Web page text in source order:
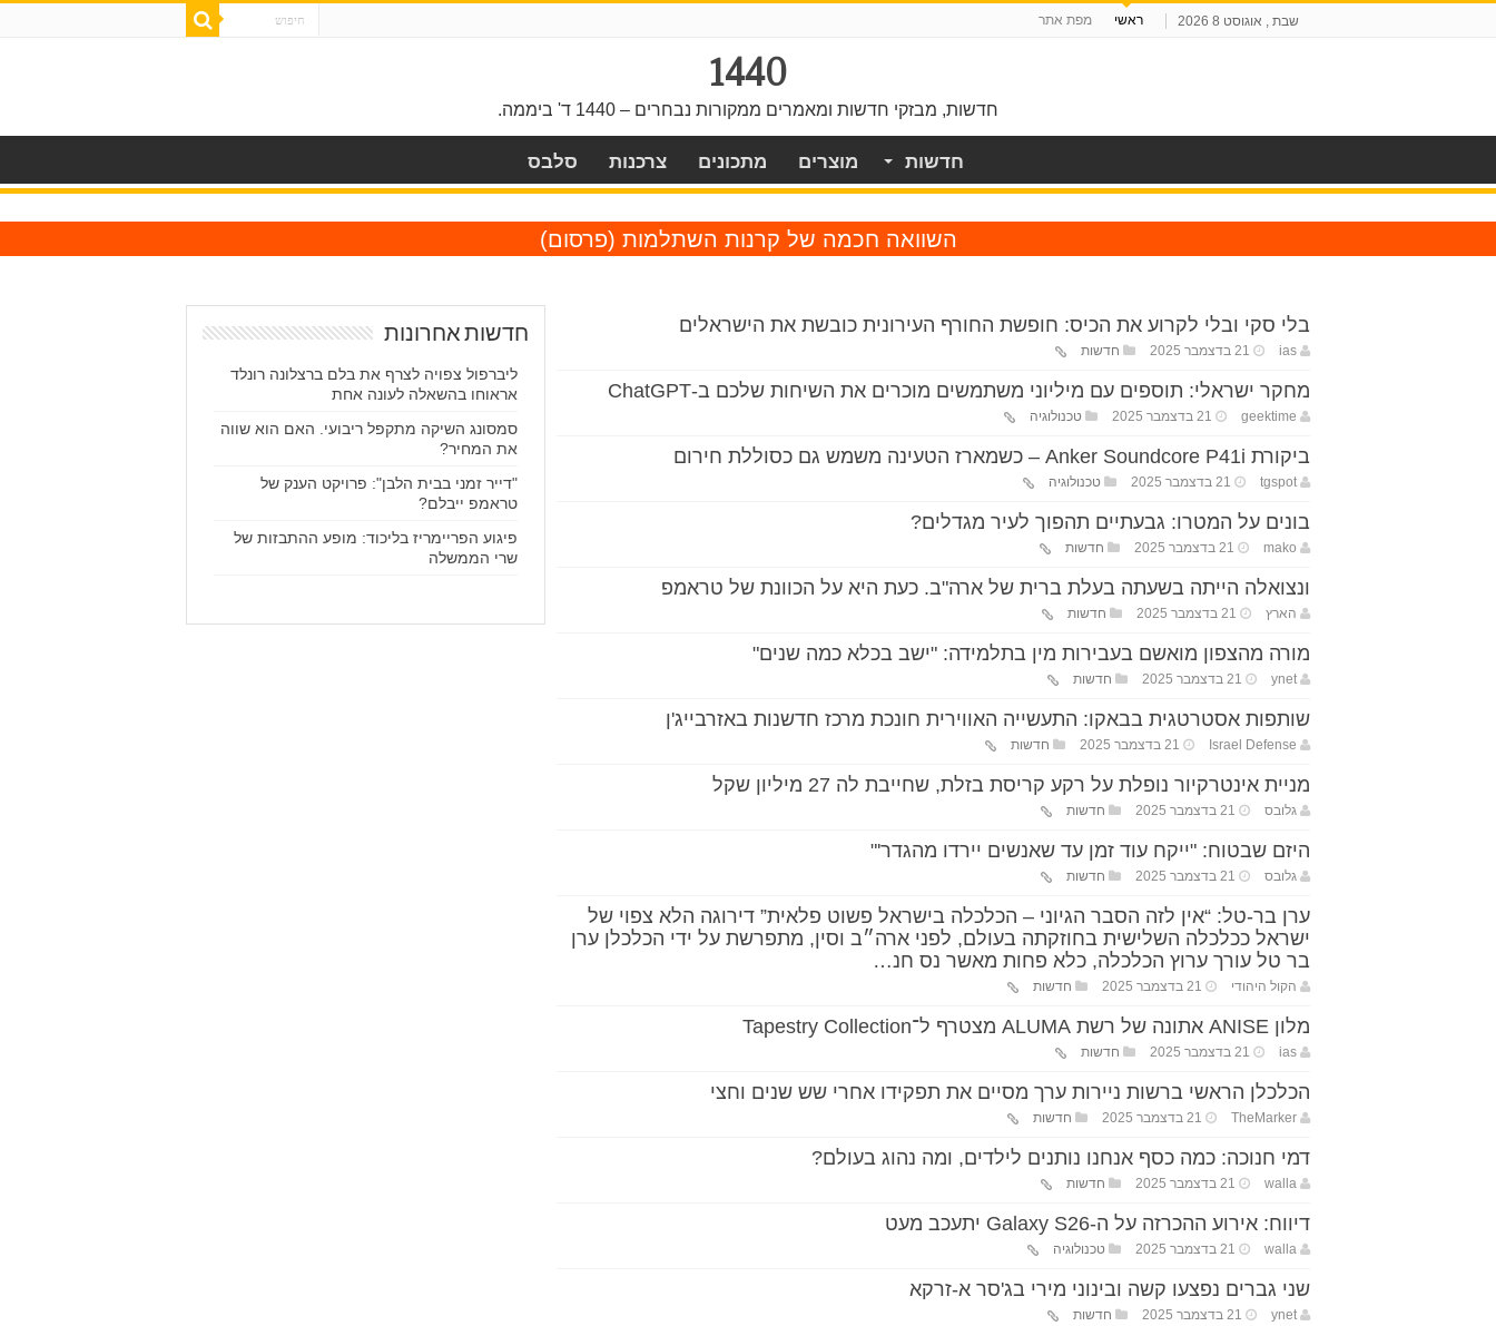
שבת , אוגוסט 8 2026 ראשי מפת אתר
1440
חדשות, מבזקי חדשות ומאמרים ממקורות נבחרים – 1440 ד' ביממה.
חדשות מוצרים מתכונים צרכנות סלבס
השוואה חכמה של קרנות השתלמות (פרסום)
בלי סקי ובלי לקרוע את הכיס: חופשת החורף העירונית כובשת את הישראלים
ias 21 בדצמבר 2025 חדשות
מחקר ישראלי: תוספים עם מיליוני משתמשים מוכרים את השיחות שלכם ב-ChatGPT
geektime 21 בדצמבר 2025 טכנולוגיה
ביקורת Anker Soundcore P41i – כשמארז הטעינה משמש גם כסוללת חירום
tgspot 21 בדצמבר 2025 טכנולוגיה
בונים על המטרו: גבעתיים תהפוך לעיר מגדלים?
mako 21 בדצמבר 2025 חדשות
ונצואלה הייתה בשעתה בעלת ברית של ארה"ב. כעת היא על הכוונת של טראמפ
הארץ 21 בדצמבר 2025 חדשות
מורה מהצפון מואשם בעבירות מין בתלמידה: "ישב בכלא כמה שנים"
ynet 21 בדצמבר 2025 חדשות
שותפות אסטרטגית בבאקו: התעשייה האווירית חונכת מרכז חדשנות באזרבייג'ן
Israel Defense 21 בדצמבר 2025 חדשות
מניית אינטרקיור נופלת על רקע קריסת בזלת, שחייבת לה 27 מיליון שקל
גלובס 21 בדצמבר 2025 חדשות
היזם שבטוח: "ייקח עוד זמן עד שאנשים יירדו מהגדר'"
גלובס 21 בדצמבר 2025 חדשות
ערן בר-טל: “אין לזה הסבר הגיוני – הכלכלה בישראל פשוט פלאית” דירוגה הלא צפוי של
ישראל ככלכלה השלישית בחוזקתה בעולם, לפני ארה״ב וסין, מתפרשת על ידי הכלכלן ערן
בר טל עורך ערוץ הכלכלה, כלא פחות מאשר נס חנ…
הקול היהודי 21 בדצמבר 2025 חדשות
מלון ANISE אתונה של רשת ALUMA מצטרף ל־Tapestry Collection
ias 21 בדצמבר 2025 חדשות
הכלכלן הראשי ברשות ניירות ערך מסיים את תפקידו אחרי שש שנים וחצי
TheMarker 21 בדצמבר 2025 חדשות
דמי חנוכה: כמה כסף אנחנו נותנים לילדים, ומה נהוג בעולם?
walla 21 בדצמבר 2025 חדשות
דיווח: אירוע ההכרזה על ה-Galaxy S26 יתעכב מעט
walla 21 בדצמבר 2025 טכנולוגיה
שני גברים נפצעו קשה ובינוני מירי בג'סר א-זרקא
ynet 21 בדצמבר 2025 חדשות
חדשות אחרונות
ליברפול צפויה לצרף את בלם ברצלונה רונלד
אראוחו בהשאלה לעונה אחת
סמסונג השיקה מתקפל ריבועי. האם הוא שווה
את המחיר?
"דייר זמני בבית הלבן": פרויקט הענק של
טראמפ ייבלם?
פיגוע הפריימריז בליכוד: מופע ההתבזות של
שרי הממשלה